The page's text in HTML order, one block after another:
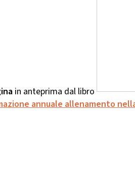
in anteprima dal libro
annuale allenamento